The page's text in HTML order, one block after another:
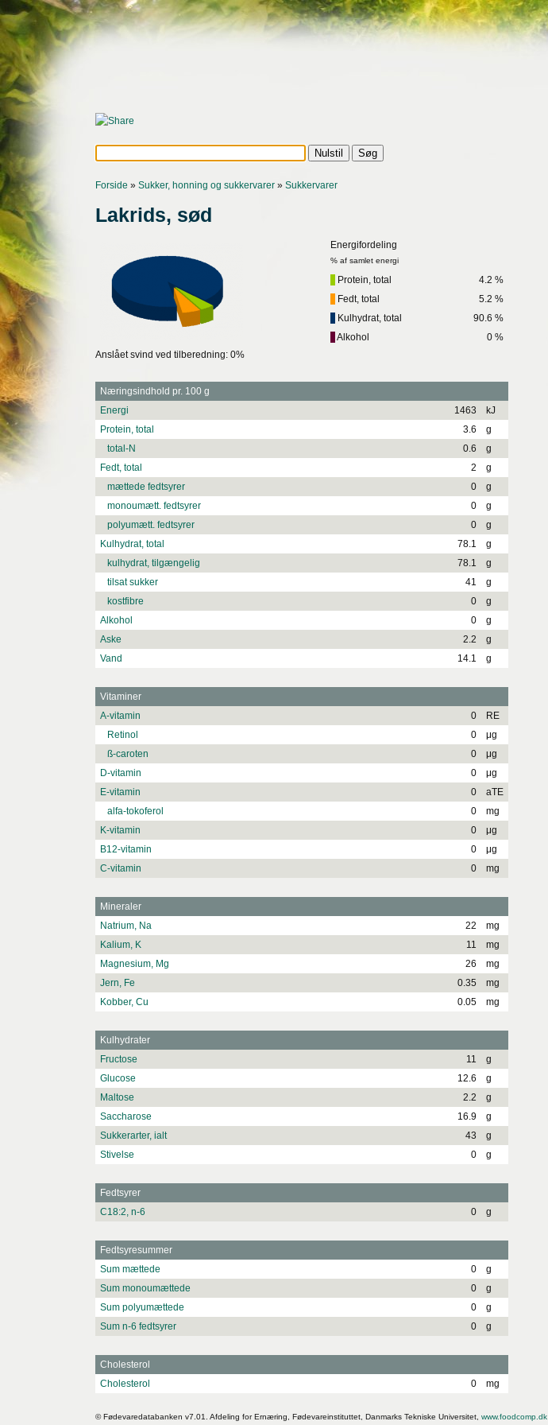
Forside » Sukker, honning og sukkervarer » Sukkervarer
Lakrids, sød
Energifordeling
% af samlet energi
Protein, total
4.2 %
Fedt, total
5.2 %
Kulhydrat, total
90.6 %
Alkohol
0 %
Anslået svind ved tilberedning: 0%
Næringsindhold pr. 100 g
Energi
1463
kJ
Protein, total
3.6
g
total-N
0.6
g
Fedt, total
2
g
mættede fedtsyrer
0
g
monoumætt. fedtsyrer
0
g
polyumætt. fedtsyrer
0
g
Kulhydrat, total
78.1
g
kulhydrat, tilgængelig
78.1
g
tilsat sukker
41
g
kostfibre
0
g
Alkohol
0
g
Aske
2.2
g
Vand
14.1 g
Vitaminer
A-vitamin
0
RE
Retinol
0
μg
ß-caroten
0
μg
D-vitamin
0
μg
E-vitamin
0
aTE
alfa-tokoferol
0
mg
K-vitamin
0
μg
B12-vitamin
0
μg
C-vitamin
0 mg
Mineraler
Natrium, Na
22
mg
Kalium, K
11
mg
Magnesium, Mg
26
mg
Jern, Fe
0.35
mg
Kobber, Cu
0.05 mg
Kulhydrater
Fructose
11
g
Glucose
12.6
g
Maltose
2.2
g
Saccharose
16.9
g
Sukkerarter, ialt
43
g
Stivelse
0 g
Fedtsyrer
C18:2, n-6
0 g
Fedtsyresummer
Sum mættede
0
g
Sum monoumættede
0
g
Sum polyumættede
0
g
Sum n-6 fedtsyrer
0 g
Cholesterol
Cholesterol
0 mg
© Fødevaredatabanken v7.01. Afdeling for Ernæring, Fødevareinstituttet, Danmarks Tekniske Universitet, www.foodcomp.dk